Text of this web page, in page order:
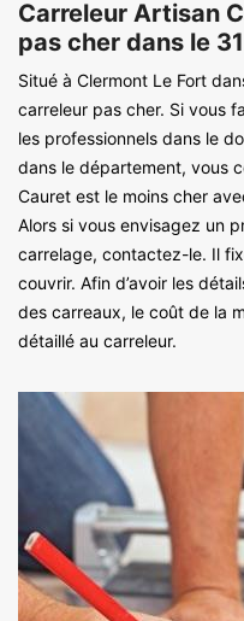
Carreleur Artisan
pas cher dans le
Situé à Clermont Le Fort
carreleur pas cher. Si vous
les professionnels dans le
dans le département, vous
Cauret est le moins cher
Alors si vous envisagez un
carrelage, contactez-le. Il
couvrir. Afin d’avoir les
des carreaux, le coût de la
détaillé au carreleur.